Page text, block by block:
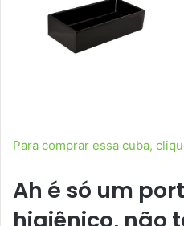
Para comprar essa cuba,
Ah é só um